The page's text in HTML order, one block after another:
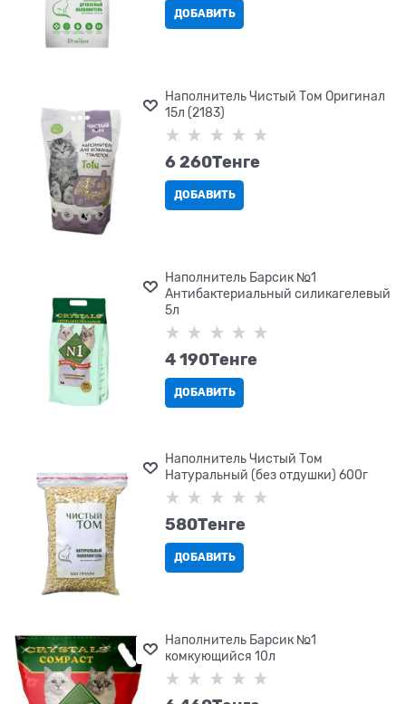
ДОБАВИТЬ
Наполнитель Чистый Том Оригинал
15л (2183)
6 260Tенге
ДОБАВИТЬ
Наполнитель Барсик №1
Антибактериальный силикагелевый
5л
4 190Tенге
ДОБАВИТЬ
Наполнитель Чистый Том
Натуральный (без отдушки) 600г
580Tенге
ДОБАВИТЬ
Наполнитель Барсик №1
комкующийся 10л